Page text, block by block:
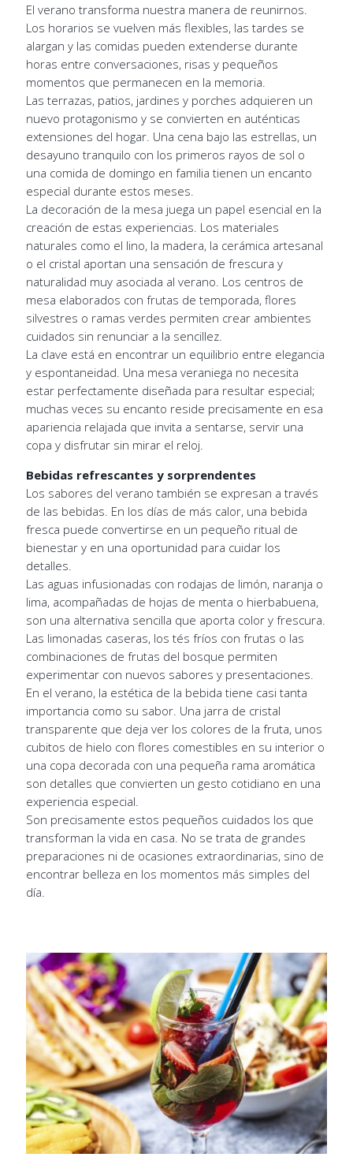
El verano transforma nuestra manera de reunirnos.
Los horarios se vuelven más flexibles, las tardes se
alargan y las comidas pueden extenderse durante
horas entre conversaciones, risas y pequeños
momentos que permanecen en la memoria.
Las terrazas, patios, jardines y porches adquieren un
nuevo protagonismo y se convierten en auténticas
extensiones del hogar. Una cena bajo las estrellas, un
desayuno tranquilo con los primeros rayos de sol o
una comida de domingo en familia tienen un encanto
especial durante estos meses.
La decoración de la mesa juega un papel esencial en la
creación de estas experiencias. Los materiales
naturales como el lino, la madera, la cerámica artesanal
o el cristal aportan una sensación de frescura y
naturalidad muy asociada al verano. Los centros de
mesa elaborados con frutas de temporada, flores
silvestres o ramas verdes permiten crear ambientes
cuidados sin renunciar a la sencillez.
La clave está en encontrar un equilibrio entre elegancia
y espontaneidad. Una mesa veraniega no necesita
estar perfectamente diseñada para resultar especial;
muchas veces su encanto reside precisamente en esa
apariencia relajada que invita a sentarse, servir una
copa y disfrutar sin mirar el reloj.
Bebidas refrescantes y sorprendentes
Los sabores del verano también se expresan a través
de las bebidas. En los días de más calor, una bebida
fresca puede convertirse en un pequeño ritual de
bienestar y en una oportunidad para cuidar los
detalles.
Las aguas infusionadas con rodajas de limón, naranja o
lima, acompañadas de hojas de menta o hierbabuena,
son una alternativa sencilla que aporta color y frescura.
Las limonadas caseras, los tés fríos con frutas o las
combinaciones de frutas del bosque permiten
experimentar con nuevos sabores y presentaciones.
En el verano, la estética de la bebida tiene casi tanta
importancia como su sabor. Una jarra de cristal
transparente que deja ver los colores de la fruta, unos
cubitos de hielo con flores comestibles en su interior o
una copa decorada con una pequeña rama aromática
son detalles que convierten un gesto cotidiano en una
experiencia especial.
Son precisamente estos pequeños cuidados los que
transforman la vida en casa. No se trata de grandes
preparaciones ni de ocasiones extraordinarias, sino de
encontrar belleza en los momentos más simples del
día.